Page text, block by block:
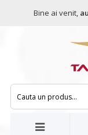
Bine ai venit,